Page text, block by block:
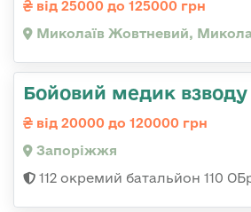
від 25000 до 125000 грн
Миколаїв Жовтневий,
Бойовий медик взводу
від 20000 до 120000 грн
Запоріжжя
112 окремий батальйон 110